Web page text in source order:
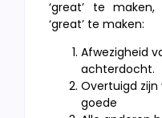
‘great’ te
‘great’ te maken:
Afwezigheid
achterdocht.
Overtuigd
goede